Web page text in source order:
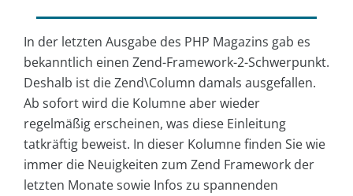
In der letzten Ausgabe des PHP Magazins gab es
bekanntlich einen Zend-Framework-2-Schwerpunkt.
Deshalb ist die Zend\Column damals ausgefallen.
Ab sofort wird die Kolumne aber wieder
regelmäßig erscheinen, was diese Einleitung
tatkräftig beweist. In dieser Kolumne finden Sie wie
immer die Neuigkeiten zum Zend Framework der
letzten Monate sowie Infos zu spannenden